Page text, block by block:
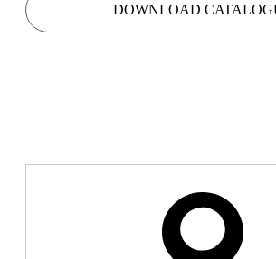
DOWNLOAD